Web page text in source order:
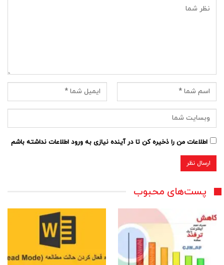
اطلاعات من را ذخیره کن تا در آینده نیازی به ورود اطلاعات نداشته باشم
پست‌های محبوب